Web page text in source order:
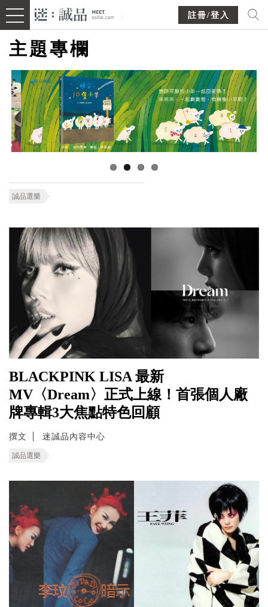
註冊/登入
主題專欄
誠品選樂
BLACKPINK LISA 最新
MV〈Dream〉正式上線！首張個人廠
牌專輯3大焦點特色回顧
撰文 迷誠品內容中心
誠品選樂